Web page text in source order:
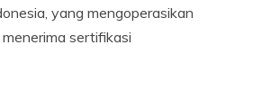
yang mengoperasikan
sertifikasi